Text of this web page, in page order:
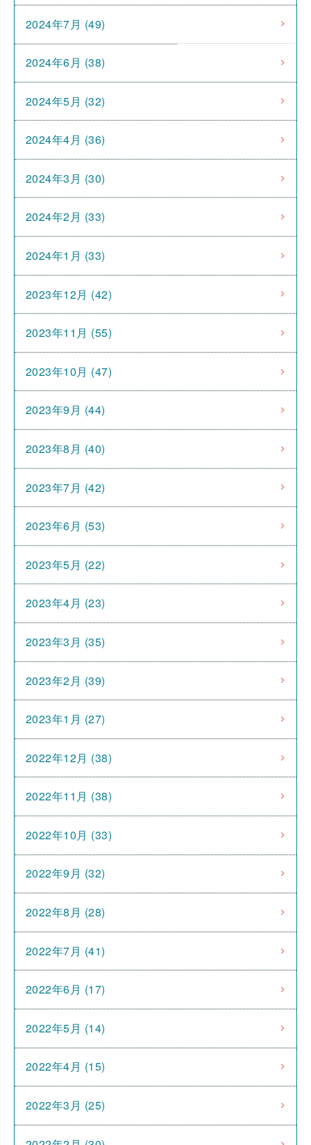
2024年7月 (49)
2024年6月 (38)
2024年5月 (32)
2024年4月 (36)
2024年3月 (30)
2024年2月 (33)
2024年1月 (33)
2023年12月 (42)
2023年11月 (55)
2023年10月 (47)
2023年9月 (44)
2023年8月 (40)
2023年7月 (42)
2023年6月 (53)
2023年5月 (22)
2023年4月 (23)
2023年3月 (35)
2023年2月 (39)
2023年1月 (27)
2022年12月 (38)
2022年11月 (38)
2022年10月 (33)
2022年9月 (32)
2022年8月 (28)
2022年7月 (41)
2022年6月 (17)
2022年5月 (14)
2022年4月 (15)
2022年3月 (25)